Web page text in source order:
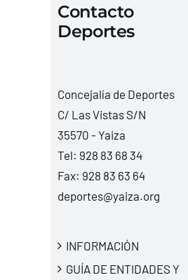
Contacto
Deportes
Concejalía de Deportes
C/ Las Vistas S/N
35570 - Yaiza
Tel: 928 83 68 34
Fax: 928 83 63 64
deportes@yaiza.org
INFORMACIÓN
GUÍA DE ENTIDADES Y